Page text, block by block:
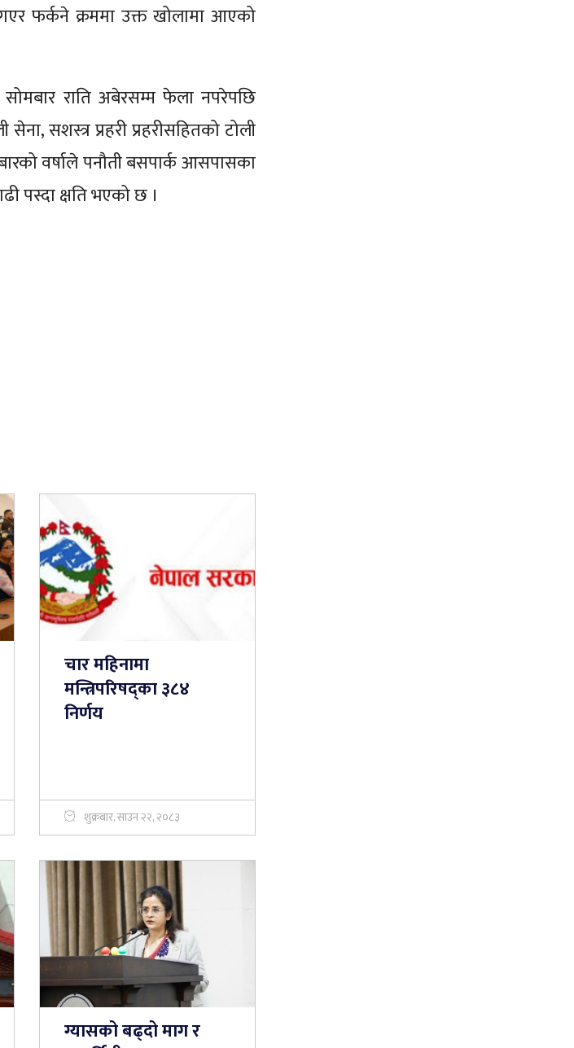
गएर फर्कने क्रममा उक्त खोलामा आएको
सोमबार राति अबेरसम्म फेला नपरेपछि
सशस्त्र प्रहरी प्रहरीसहितको टोली
वर्षाले पनौती बसपार्क आसपासका
पस्दा क्षति भएको छ ।
चार महिनामा
मन्त्रिपरिषद्का ३८४
निर्णय
शुक्रबार, साउन २२, २०८३
ग्यासको बढ्दो माग र